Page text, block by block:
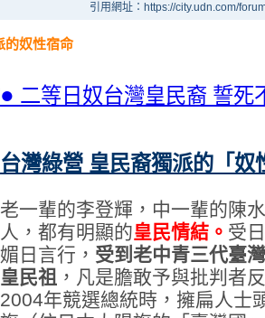
引用網址：https://city.udn.com/
的奴性宿命
● 二等日奴台灣皇民裔 誓死
台灣綠營 皇民裔獨派的「奴
老一輩的李登輝，中一輩的陳
人，都有明顯的皇民情結。 受
媚日言行， 受到老中青三代臺
皇民祖 ，凡是膽敢予與批判者
2004年競選總統時，擁扁人士